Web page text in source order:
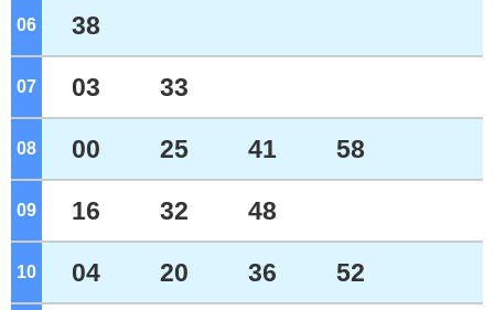
06 38
07 03 33
08 00 25 41 58
09 16 32 48
10 04 20 36 52